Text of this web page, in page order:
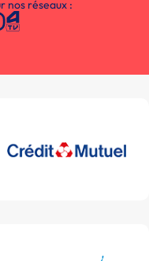
nos réseaux :